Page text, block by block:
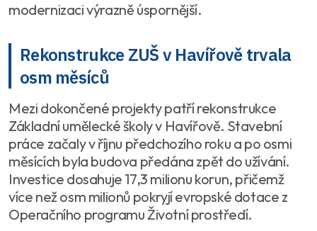
modernizaci výrazně úspornější.
Rekonstrukce ZUŠ v Havířově trvala
osm měsíců
Mezi dokončené projekty patří rekonstrukce
Základní umělecké školy v Havířově. Stavební
práce začaly v říjnu předchozího roku a po osmi
měsících byla budova předána zpět do užívání.
Investice dosahuje 17,3 milionu korun, přičemž
více než osm milionů pokryjí evropské dotace z
Operačního programu Životní prostředí.